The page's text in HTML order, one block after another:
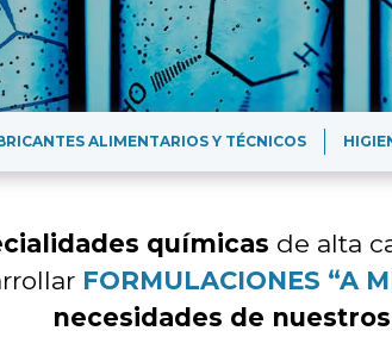
ALIMENTARIOS Y TÉCNICOS
químicas de alta
FORMULACIONES “A
necesidades de